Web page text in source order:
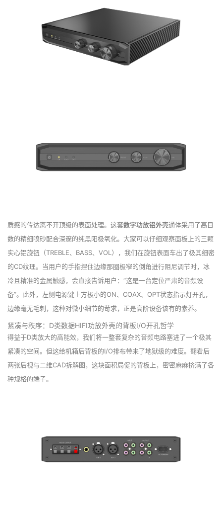
质感的传达离不开顶级的表面处理。这套数字功放铝外壳通体采用了高目
数的精细喷砂配合深邃的纯黑阳极氧化。大家可以仔细观察面板上的三颗
实心铝旋钮（TREBLE、BASS、VOL），我们在旋钮表面车出了极其细密
的CD纹理。当用户的手指捏住边缘那圈极窄的倒角进行阻尼调节时，冰
冷且精准的金属触感，会直接告诉用户：“这是一台定位严肃的音频设
备”。此外，左侧电源键上方极小的ON、COAX、OPT状态指示灯开孔，
边缘毫无毛刺，这种对微小细节的苛求，正是高阶设备该有的素养。
紧凑与秩序：D类数据HIFI功放外壳的背板I/O开孔哲学
得益于D类放大的高能效，我们将一整套复杂的音频电路塞进了一个极其
紧凑的空间。但这给机箱后背板的I/O排布带来了地狱级的难度。翻看后
两张后视与二维CAD拆解图，这块面积局促的背板上，密密麻麻挤满了各
种规格的端子。